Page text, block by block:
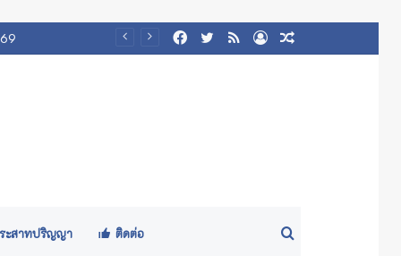
Log
RSS
Twitter
Facebook
ะสาทปริญญา ติดต่อ